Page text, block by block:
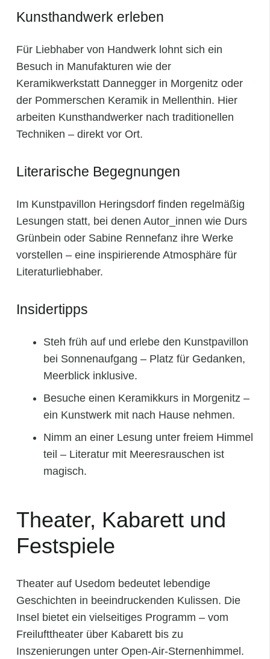
Kunsthandwerk erleben
Für Liebhaber von Handwerk lohnt sich ein
Besuch in Manufakturen wie der
Keramikwerkstatt Dannegger in Morgenitz oder
der Pommerschen Keramik in Mellenthin. Hier
arbeiten Kunsthandwerker nach traditionellen
Techniken – direkt vor Ort.
Literarische Begegnungen
Im Kunstpavillon Heringsdorf finden regelmäßig
Lesungen statt, bei denen Autor_innen wie Durs
Grünbein oder Sabine Rennefanz ihre Werke
vorstellen – eine inspirierende Atmosphäre für
Literaturliebhaber.
Insidertipps
Steh früh auf und erlebe den Kunstpavillon
bei Sonnenaufgang – Platz für Gedanken,
Meerblick inklusive.
Besuche einen Keramikkurs in Morgenitz –
ein Kunstwerk mit nach Hause nehmen.
Nimm an einer Lesung unter freiem Himmel
teil – Literatur mit Meeresrauschen ist
magisch.
Theater, Kabarett und
Festspiele
Theater auf Usedom bedeutet lebendige
Geschichten in beeindruckenden Kulissen. Die
Insel bietet ein vielseitiges Programm – vom
Freilufttheater über Kabarett bis zu
Inszenierungen unter Open‑Air‑Sternenhimmel.